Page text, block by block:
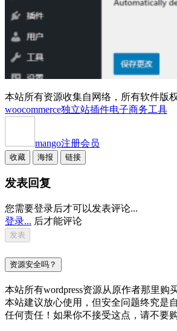
本站所有资源收集自网络，所有软件版
woocommerce独立站插件电子商务工具
mango注册会员
收藏 海报 链接
发表回复
您需要登录后才可以发表评论...
登录... 后才能评论
资源安全吗？
本站所有wordpress资源从原作者那里购
本站建议放心使用，但安全问题终究是
任何责任！如果你不接受这点，请不要